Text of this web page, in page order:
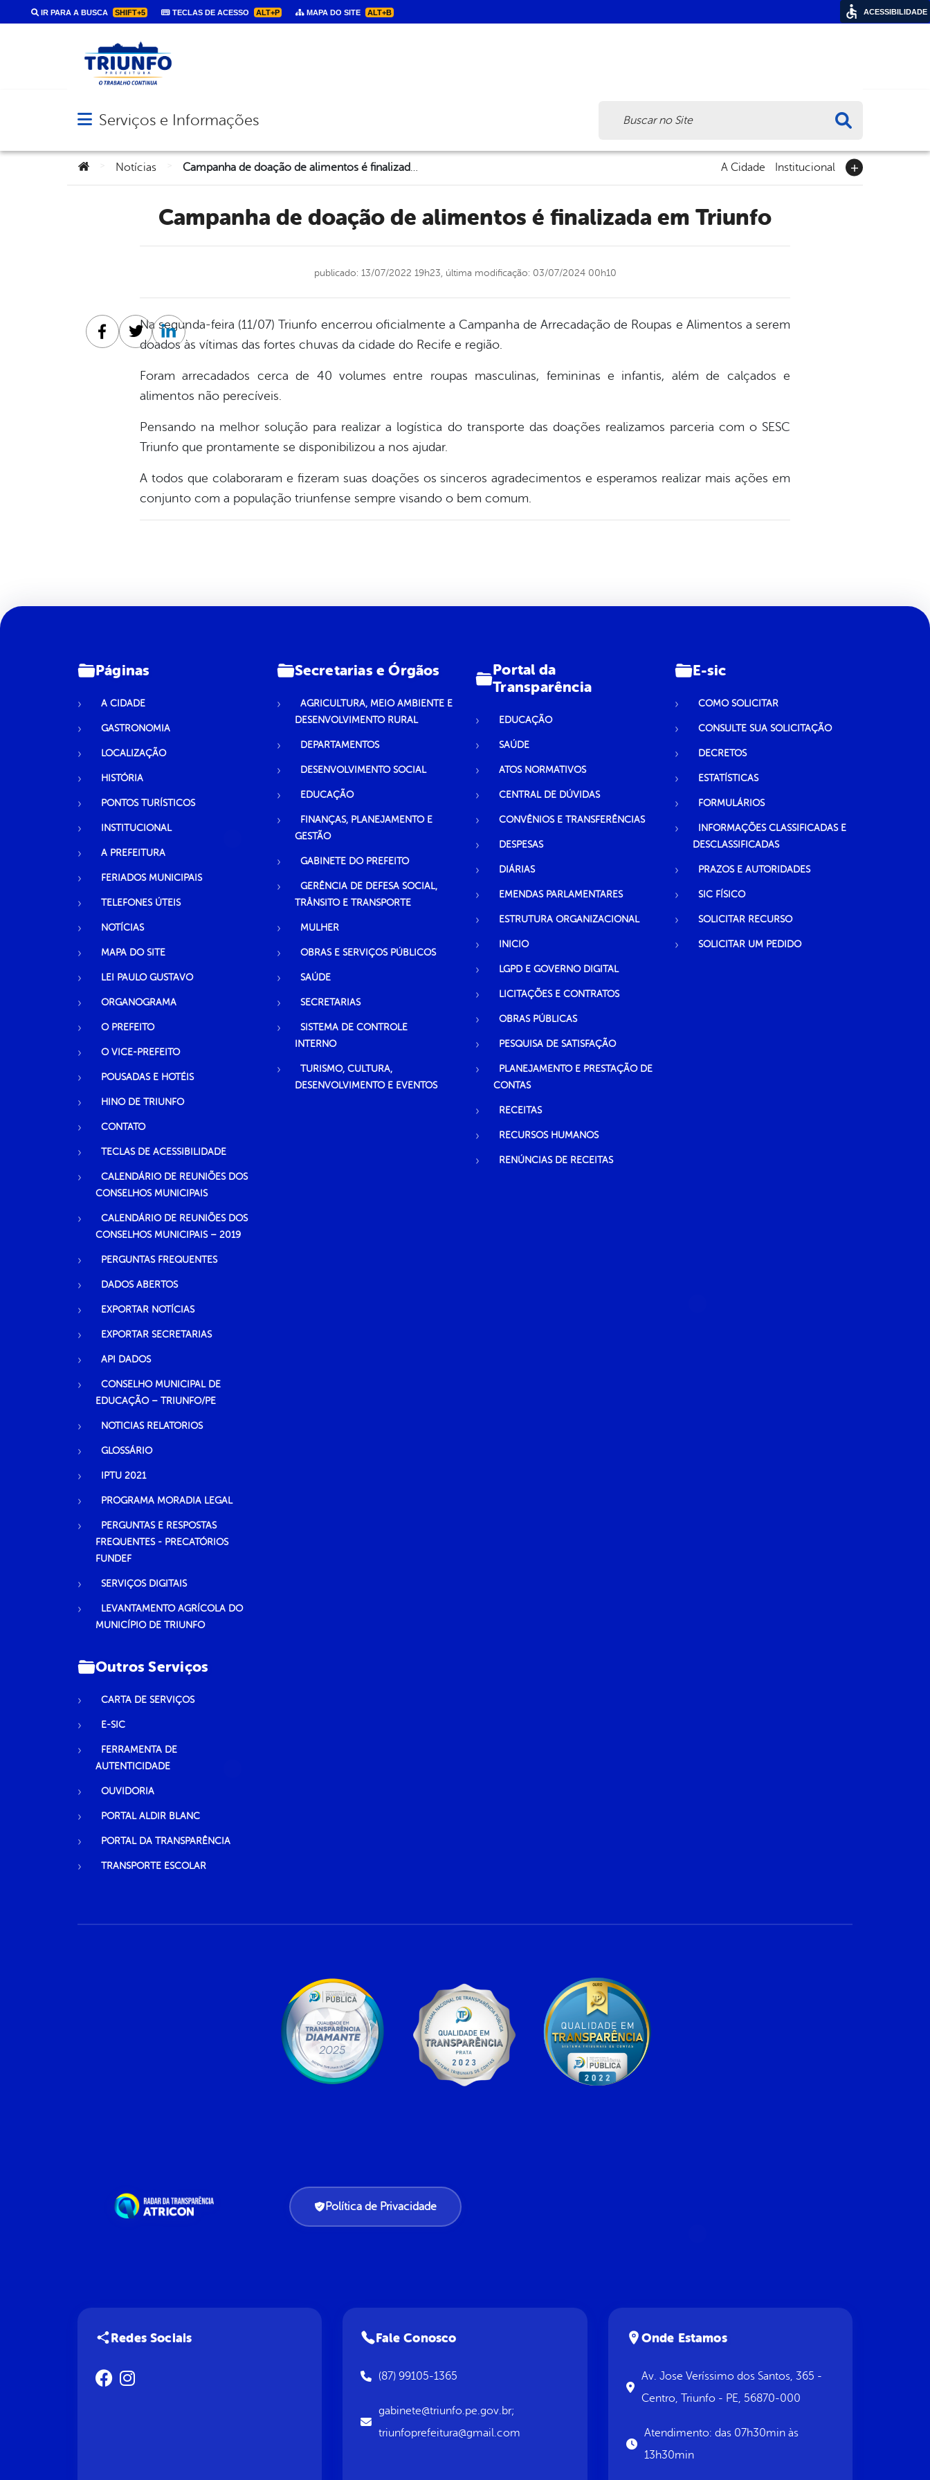
IR PARA A BUSCA SHIFT+5 TECLAS DE ACESSO ALT+P MAPA DO SITE ALT+B
Abrir menu principal de navegação
Serviços e Informações
Você está aqui:
Notícias Campanha de doação de alimentos é finalizada em Triunfo A Cidade Institucional
Campanha de doação de alimentos é finalizada em Triunfo
publicado: 13/07/2022 19h23, última modificação: 03/07/2024 00h10
Na segunda-feira (11/07) Triunfo encerrou oficialmente a Campanha de Arrecadação de Roupas e Alimentos a serem
doados às vítimas das fortes chuvas da cidade do Recife e região.
Foram arrecadados cerca de 40 volumes entre roupas masculinas, femininas e infantis, além de calçados e
alimentos não perecíveis.
Pensando na melhor solução para realizar a logística do transporte das doações realizamos parceria com o SESC
Triunfo que prontamente se disponibilizou a nos ajudar.
A todos que colaboraram e fizeram suas doações os sinceros agradecimentos e esperamos realizar mais ações em
conjunto com a população triunfense sempre visando o bem comum.
Facebook
TwitterLinkedin
Páginas
A CIDADE
GASTRONOMIA
LOCALIZAÇÃO
HISTÓRIA
PONTOS TURÍSTICOS
INSTITUCIONAL
A PREFEITURA
FERIADOS MUNICIPAIS
TELEFONES ÚTEIS
NOTÍCIAS
MAPA DO SITE
LEI PAULO GUSTAVO
ORGANOGRAMA
O PREFEITO
O VICE-PREFEITO
POUSADAS E HOTÉIS
HINO DE TRIUNFO
CONTATO
TECLAS DE ACESSIBILIDADE
CALENDÁRIO DE REUNIÕES DOS
CONSELHOS MUNICIPAIS
CALENDÁRIO DE REUNIÕES DOS
CONSELHOS MUNICIPAIS – 2019
PERGUNTAS FREQUENTES
DADOS ABERTOS
EXPORTAR NOTÍCIAS
EXPORTAR SECRETARIAS
API DADOS
CONSELHO MUNICIPAL DE
EDUCAÇÃO – TRIUNFO/PE
NOTICIAS RELATORIOS
GLOSSÁRIO
IPTU 2021
PROGRAMA MORADIA LEGAL
PERGUNTAS E RESPOSTAS
FREQUENTES - PRECATÓRIOS
FUNDEF
SERVIÇOS DIGITAIS
LEVANTAMENTO AGRÍCOLA DO
MUNICÍPIO DE TRIUNFO
Secretarias e Órgãos
AGRICULTURA, MEIO AMBIENTE E
DESENVOLVIMENTO RURAL
DEPARTAMENTOS
DESENVOLVIMENTO SOCIAL
EDUCAÇÃO
FINANÇAS, PLANEJAMENTO E
GESTÃO
GABINETE DO PREFEITO
GERÊNCIA DE DEFESA SOCIAL,
TRÂNSITO E TRANSPORTE
MULHER
OBRAS E SERVIÇOS PÚBLICOS
SAÚDE
SECRETARIAS
SISTEMA DE CONTROLE
INTERNO
TURISMO, CULTURA,
DESENVOLVIMENTO E EVENTOS
Portal da
Transparência
EDUCAÇÃO
SAÚDE
ATOS NORMATIVOS
CENTRAL DE DÚVIDAS
CONVÊNIOS E TRANSFERÊNCIAS
DESPESAS
DIÁRIAS
EMENDAS PARLAMENTARES
ESTRUTURA ORGANIZACIONAL
INICIO
LGPD E GOVERNO DIGITAL
LICITAÇÕES E CONTRATOS
OBRAS PÚBLICAS
PESQUISA DE SATISFAÇÃO
PLANEJAMENTO E PRESTAÇÃO DE
CONTAS
RECEITAS
RECURSOS HUMANOS
RENÚNCIAS DE RECEITAS
E-sic
COMO SOLICITAR
CONSULTE SUA SOLICITAÇÃO
DECRETOS
ESTATÍSTICAS
FORMULÁRIOS
INFORMAÇÕES CLASSIFICADAS E
DESCLASSIFICADAS
PRAZOS E AUTORIDADES
SIC FÍSICO
SOLICITAR RECURSO
SOLICITAR UM PEDIDO
Outros Serviços
CARTA DE SERVIÇOS
E-SIC
FERRAMENTA DE
AUTENTICIDADE
OUVIDORIA
PORTAL ALDIR BLANC
PORTAL DA TRANSPARÊNCIA
TRANSPORTE ESCOLAR
Política de Privacidade
Redes Sociais Fale Conosco
(87) 99105-1365
gabinete@triunfo.pe.gov.br;
triunfoprefeitura@gmail.com
Onde Estamos
Av. Jose Veríssimo dos Santos, 365 -
Centro, Triunfo - PE, 56870-000
Atendimento: das 07h30min às
13h30min
ACESSIBILIDADE